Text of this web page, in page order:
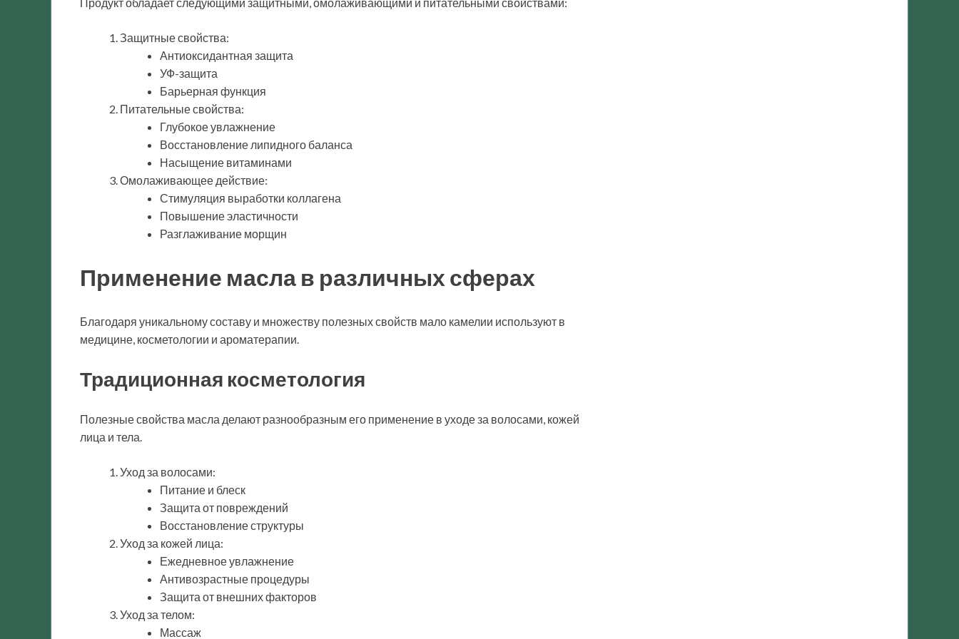
Защитные свойства:
Антиоксидантная защита
УФ-защита
Барьерная функция
Питательные свойства:
Глубокое увлажнение
Восстановление липидного баланса
Насыщение витаминами
Омолаживающее действие:
Стимуляция выработки коллагена
Повышение эластичности
Разглаживание морщин
Применение масла в различных сферах
Благодаря уникальному составу и множеству полезных свойств мало камелии используют в
медицине, косметологии и ароматерапии.
Традиционная косметология
Полезные свойства масла делают разнообразным его применение в уходе за волосами, кожей
лица и тела.
Уход за волосами:
Питание и блеск
Защита от повреждений
Восстановление структуры
Уход за кожей лица:
Ежедневное увлажнение
Антивозрастные процедуры
Защита от внешних факторов
Уход за телом:
Массаж